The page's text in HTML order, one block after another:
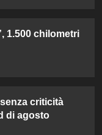
1.500 chilometri
criticità
di agosto